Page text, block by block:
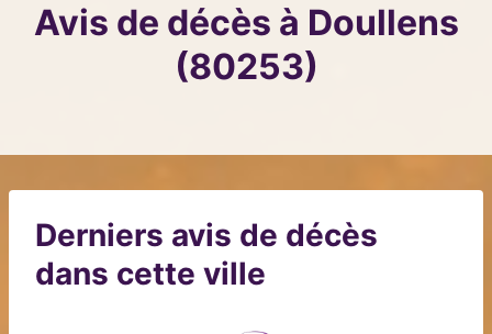
Avis de décès à Doullens
(80253)
Derniers avis de décès
dans cette ville